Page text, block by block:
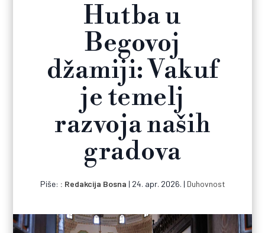
Hutba u
Begovoj
džamiji: Vakuf
je temelj
razvoja naših
gradova
Piše: Redakcija Bosna | 24. apr. 2026. | Duhovnost